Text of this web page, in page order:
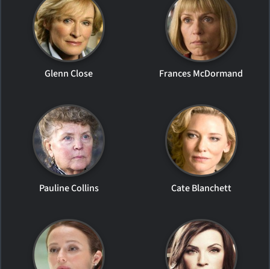
Glenn Close Frances McDormand
Pauline Collins Cate Blanchett